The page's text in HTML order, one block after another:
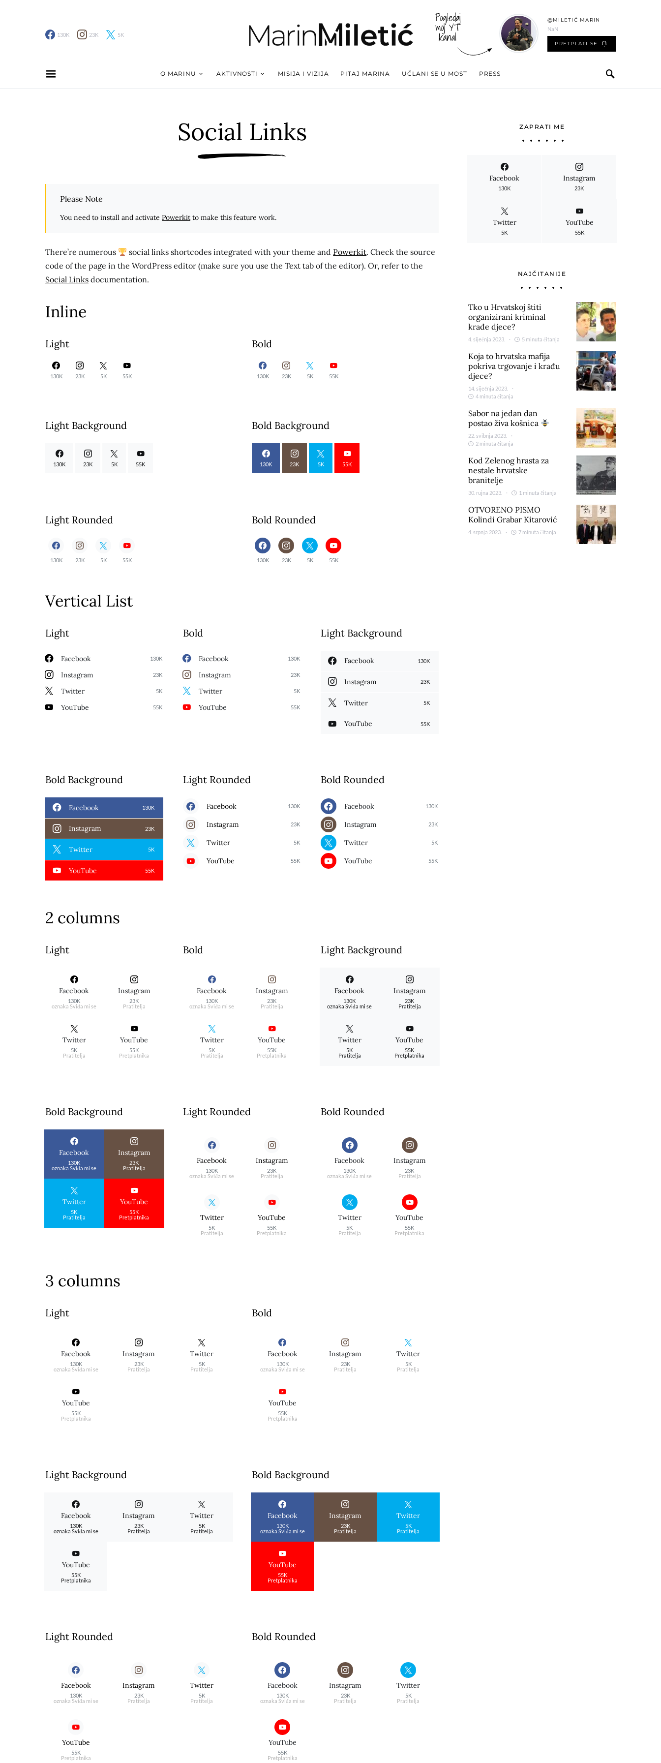
130K 23K 5K
Pogledaj
moj YT
kanal
@MILETIĆ MARIN
NaN
PRETPLATI SE
O MARINU AKTIVNOSTI MISIJA I VIZIJA PITAJ MARINA UČLANI SE U MOST PRESS
Social Links
Please Note
You need to install and activate Powerkit to make this feature work.
There’re numerous social links shortcodes integrated with your theme and Powerkit. Check the source
code of the page in the WordPress editor (make sure you use the Text tab of the editor). Or, refer to the
Social Links documentation.
Inline
Light
130K 23K 5K 55K
Bold
130K 23K 5K 55K
Light Background
130K 23K 5K 55K
Bold Background
130K 23K 5K 55K
Light Rounded
130K 23K 5K 55K
Bold Rounded
130K 23K 5K 55K
Vertical List
Light
Facebook 130K
Instagram 23K
Twitter 5K
YouTube 55K
Bold
Facebook 130K
Instagram 23K
Twitter 5K
YouTube 55K
Light Background
Facebook 130K
Instagram 23K
Twitter 5K
YouTube 55K
Bold Background
Facebook 130K
Instagram 23K
Twitter 5K
YouTube 55K
Light Rounded
Facebook 130K
Instagram 23K
Twitter 5K
YouTube 55K
Bold Rounded
Facebook 130K
Instagram 23K
Twitter 5K
YouTube 55K
2 columns
Light
Facebook
130K
oznaka Sviđa mi se
Instagram
23K
Pratitelja
Twitter
5K
Pratitelja
YouTube
55K
Pretplatnika
Bold
Facebook
130K
oznaka Sviđa mi se
Instagram
23K
Pratitelja
Twitter
5K
Pratitelja
YouTube
55K
Pretplatnika
Light Background
Facebook
130K
oznaka Sviđa mi se
Instagram
23K
Pratitelja
Twitter
5K
Pratitelja
YouTube
55K
Pretplatnika
Bold Background
Facebook
130K
oznaka Sviđa mi se
Instagram
23K
Pratitelja
Twitter
5K
Pratitelja
YouTube
55K
Pretplatnika
Light Rounded
Facebook
130K
oznaka Sviđa mi se
Instagram
23K
Pratitelja
Twitter
5K
Pratitelja
YouTube
55K
Pretplatnika
Bold Rounded
Facebook
130K
oznaka Sviđa mi se
Instagram
23K
Pratitelja
Twitter
5K
Pratitelja
YouTube
55K
Pretplatnika
3 columns
Light
Facebook
130K
oznaka Sviđa mi se
Instagram
23K
Pratitelja
Twitter
5K
Pratitelja
YouTube
55K
Pretplatnika
Bold
Facebook
130K
oznaka Sviđa mi se
Instagram
23K
Pratitelja
Twitter
5K
Pratitelja
YouTube
55K
Pretplatnika
Light Background
Facebook
130K
oznaka Sviđa mi se
Instagram
23K
Pratitelja
Twitter
5K
Pratitelja
YouTube
55K
Pretplatnika
Bold Background
Facebook
130K
oznaka Sviđa mi se
Instagram
23K
Pratitelja
Twitter
5K
Pratitelja
YouTube
55K
Pretplatnika
Light Rounded
Facebook
130K
oznaka Sviđa mi se
Instagram
23K
Pratitelja
Twitter
5K
Pratitelja
YouTube
55K
Pretplatnika
Bold Rounded
Facebook
130K
oznaka Sviđa mi se
Instagram
23K
Pratitelja
Twitter
5K
Pratitelja
YouTube
55K
Pretplatnika
ZAPRATI ME
Facebook
130K
Instagram
23K
Twitter
5K
YouTube
55K
NAJČITANIJE
Tko u Hrvatskoj štiti
organizirani kriminal
krađe djece?
4. siječnja 2023. 5 minuta čitanja
Koja to hrvatska mafija
pokriva trgovanje i krađu
djece?
14. siječnja 2023.
4 minuta čitanja
Sabor na jedan dan
postao živa košnica
22. svibnja 2023.
2 minuta čitanja
Kod Zelenog hrasta za
nestale hrvatske
branitelje
30. rujna 2023. 1 minuta čitanja
OTVORENO PISMO
Kolindi Grabar Kitarović
4. srpnja 2023. 7 minuta čitanja